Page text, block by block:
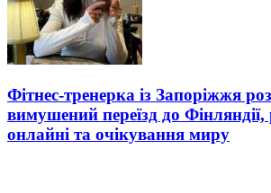
Фітнес-тренерка із Запоріжжя
вимушений переїзд до Фінляндії,
онлайні та очікування миру